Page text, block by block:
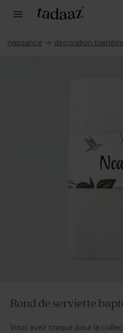
naissance → décoration
Rond de serviette
Vous avez craqué pour la